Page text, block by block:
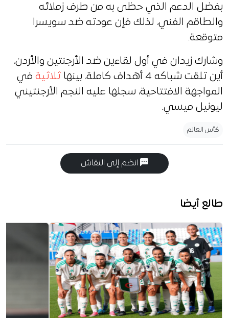
بفضل الدعم الذي حظى به من طرف زملائه
والطاقم الفني، لذلك فإن عودته ضد سويسرا
متوقعة.
وشارك زيدان في أول لقاءين ضد الأرجنتين والأردن،
أين تلقت شباكه 4 أهداف كاملة، بينها
ثلاثية في
المواجهة الافتتاحية، سجلها عليه النجم الأرجنتيني
ليونيل ميسي.
كأس العالم
انضم إلى النقاش
طالع أيضا